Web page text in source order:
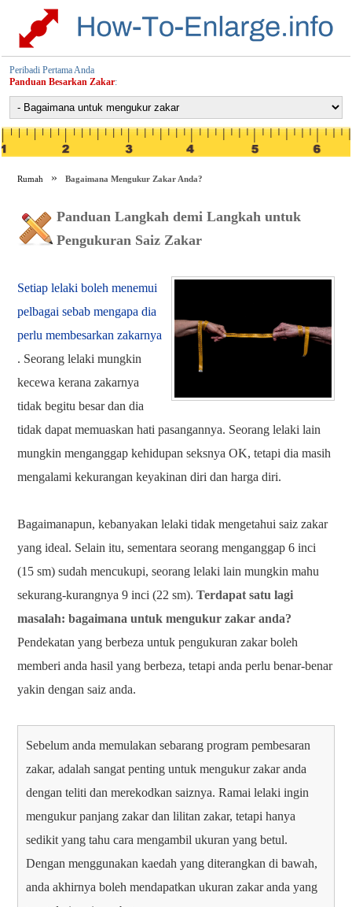
Peribadi Pertama Anda
Panduan Besarkan Zakar:
Rumah Bagaimana Mengukur Zakar Anda?
Panduan Langkah demi Langkah untuk
Pengukuran Saiz Zakar
Setiap lelaki boleh menemui
pelbagai sebab mengapa dia
perlu membesarkan zakarnya
. Seorang lelaki mungkin
kecewa kerana zakarnya
tidak begitu besar dan dia
tidak dapat memuaskan hati pasangannya. Seorang lelaki lain
mungkin menganggap kehidupan seksnya OK, tetapi dia masih
mengalami kekurangan keyakinan diri dan harga diri.
Bagaimanapun, kebanyakan lelaki tidak mengetahui saiz zakar
yang ideal. Selain itu, sementara seorang menganggap 6 inci
(15 sm) sudah mencukupi, seorang lelaki lain mungkin mahu
sekurang-kurangnya 9 inci (22 sm).Terdapat satu lagi
masalah: bagaimana untuk mengukur zakar anda?
Pendekatan yang berbeza untuk pengukuran zakar boleh
memberi anda hasil yang berbeza, tetapi anda perlu benar-benar
yakin dengan saiz anda.
Sebelum anda memulakan sebarang program pembesaran
zakar, adalah sangat penting untuk mengukur zakar anda
dengan teliti dan merekodkan saiznya. Ramai lelaki ingin
mengukur panjang zakar dan lilitan zakar, tetapi hanya
sedikit yang tahu cara mengambil ukuran yang betul.
Dengan menggunakan kaedah yang diterangkan di bawah,
anda akhirnya boleh mendapatkan ukuran zakar anda yang